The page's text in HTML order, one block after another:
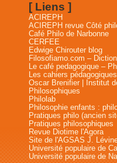
[ Liens ]
ACIREPH
ACIREPH revue Côté
Café Philo de Narbonne
CERFEE
Edwige Chirouter blog
Filosofiamo.com –
Le café pedagogique –
Les cahiers pédagogiques
Oscar Brenifier | Institut
Philosophiques
Philolab
Philosophie enfants :
Pratiques philo (ancien
Pratiques philosophiques
Revue Diotime l'Agora
Site de l'AGSAS J.
Université populaire de
Université populaire de